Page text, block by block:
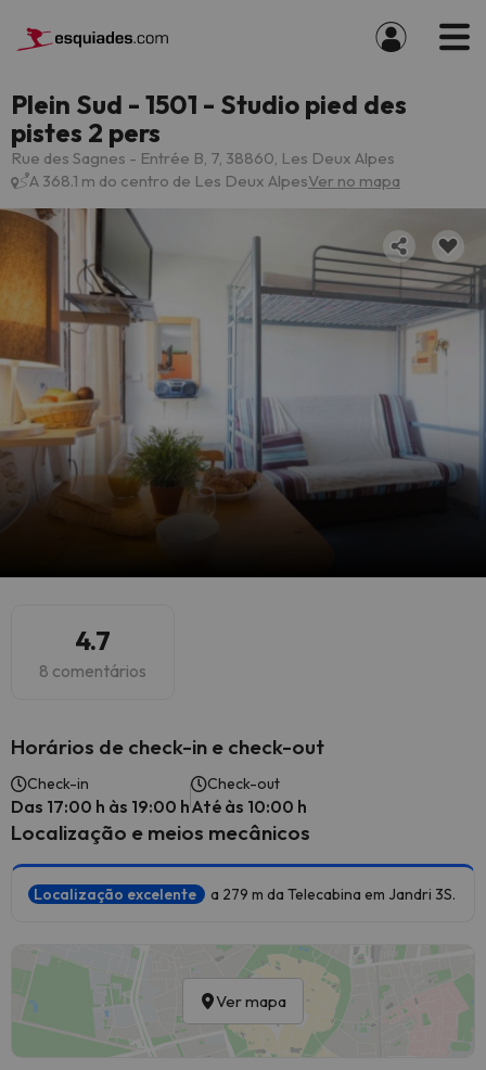
Plein Sud - 1501 - Studio pied des
pistes 2 pers
Rue des Sagnes - Entrée B, 7, 38860, Les Deux Alpes
A 368.1 m do centro de Les Deux AlpesVer no mapa
4.7
8 comentários
Horários de check-in e check-out
Check-in
Das 17:00 h às 19:00 h
Check-out
Até às 10:00 h
Localização e meios mecânicos
Localização excelente a 279 m da Telecabina em Jandri 3S.
Ver mapa